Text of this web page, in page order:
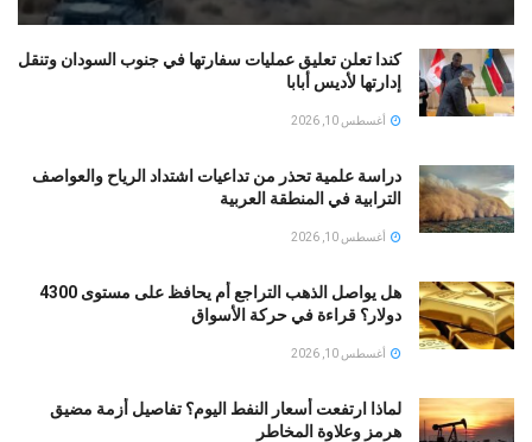
كندا تعلن تعليق عمليات سفارتها في جنوب السودان وتنقل
إدارتها لأديس أبابا
أغسطس 10, 2026
دراسة علمية تحذر من تداعيات اشتداد الرياح والعواصف
الترابية في المنطقة العربية
أغسطس 10, 2026
هل يواصل الذهب التراجع أم يحافظ على مستوى 4300
دولار؟ قراءة في حركة الأسواق
أغسطس 10, 2026
لماذا ارتفعت أسعار النفط اليوم؟ تفاصيل أزمة مضيق
هرمز وعلاوة المخاطر